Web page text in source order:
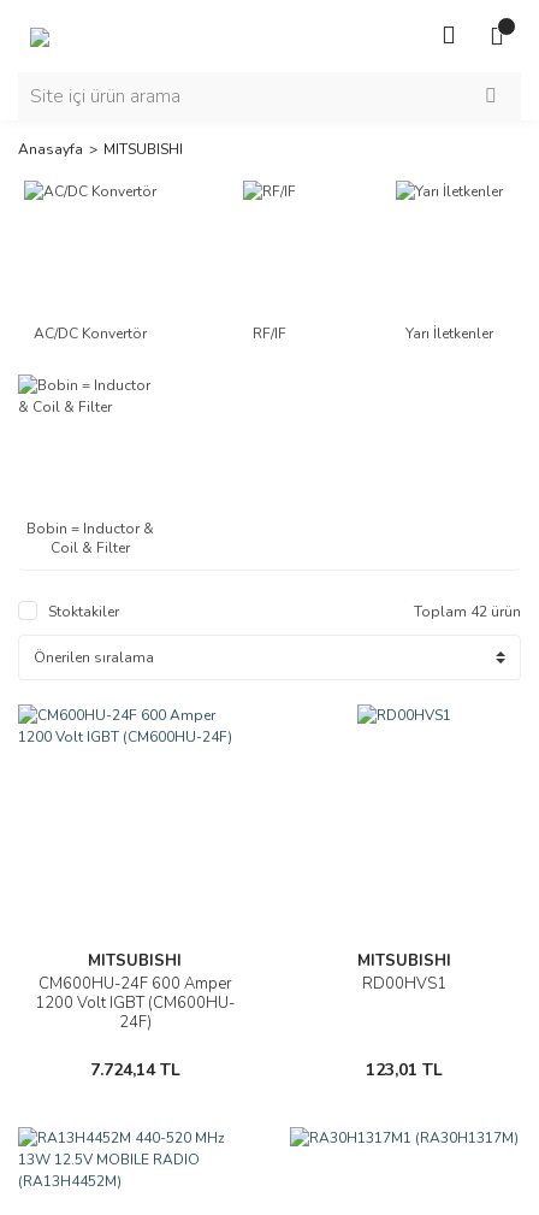
Anasayfa MITSUBISHI
AC/DC Konvertör RF/IF Yarı İletkenler
Bobin = Inductor &
Coil & Filter
Stoktakiler Toplam 42 ürün
MITSUBISHI
CM600HU-24F 600 Amper
1200 Volt IGBT (CM600HU-
24F)
7.724,14 TL
MITSUBISHI
RD00HVS1
123,01 TL